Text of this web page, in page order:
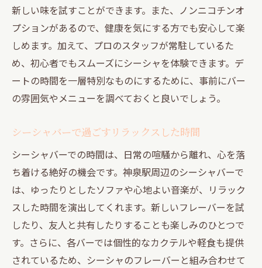
新しい味を試すことができます。また、ノンニコチンオ
プションがあるので、健康を気にする方でも安心して楽
しめます。加えて、プロのスタッフが常駐しているた
め、初心者でもスムーズにシーシャを体験できます。デ
ートの時間を一層特別なものにするために、事前にバー
の雰囲気やメニューを調べておくと良いでしょう。
シーシャバーで過ごすリラックスした時間
シーシャバーでの時間は、日常の喧騒から離れ、心を落
ち着ける絶好の機会です。神泉駅周辺のシーシャバーで
は、ゆったりとしたソファや心地よい音楽が、リラック
スした時間を演出してくれます。新しいフレーバーを試
したり、友人と共有したりすることも楽しみのひとつで
す。さらに、各バーでは個性的なカクテルや軽食も提供
されているため、シーシャのフレーバーと組み合わせて